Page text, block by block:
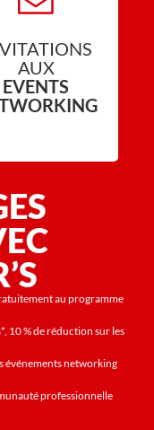
AUX
EVENTS
au programme
10 % de réduction sur les
événements networking
professionnelle